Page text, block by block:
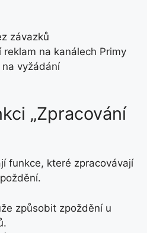
závazků
na kanálech Primy
vyžádání
„Zpracování
funkce, které zpracovávají
způsobit zpoždění u